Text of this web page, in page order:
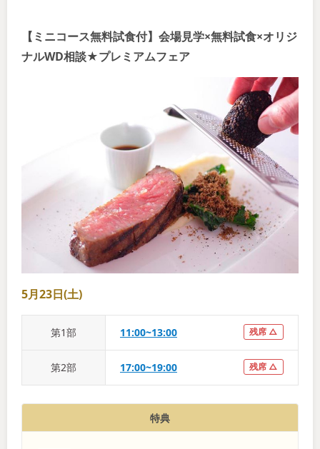
【ミニコース無料試食付】会場見学×無料試食×オリジ
ナルWD相談★プレミアムフェア
5月23日(土)
第1部 11:00~13:00 残席 △
第2部 17:00~19:00 残席 △
特典